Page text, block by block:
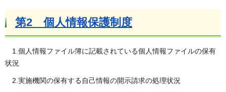
第2 個人情報保護制度
1.個人情報ファイル簿に記載されている個人情報ファイルの保有
状況
2.実施機関の保有する自己情報の開示請求の処理状況